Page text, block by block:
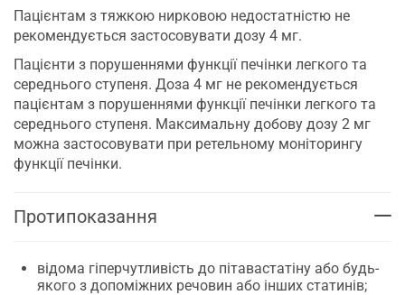
Пацієнтам з тяжкою нирковою недостатністю не
рекомендується застосовувати дозу 4 мг.
Пацієнти з порушеннями функції печінки легкого та
середнього ступеня. Доза 4 мг не рекомендується
пацієнтам з порушеннями функції печінки легкого та
середнього ступеня. Максимальну добову дозу 2 мг
можна застосовувати при ретельному моніторингу
функції печінки.
Протипоказання
відома гіперчутливість до пітавастатіну або будь-
якого з допоміжних речовин або інших статинів;